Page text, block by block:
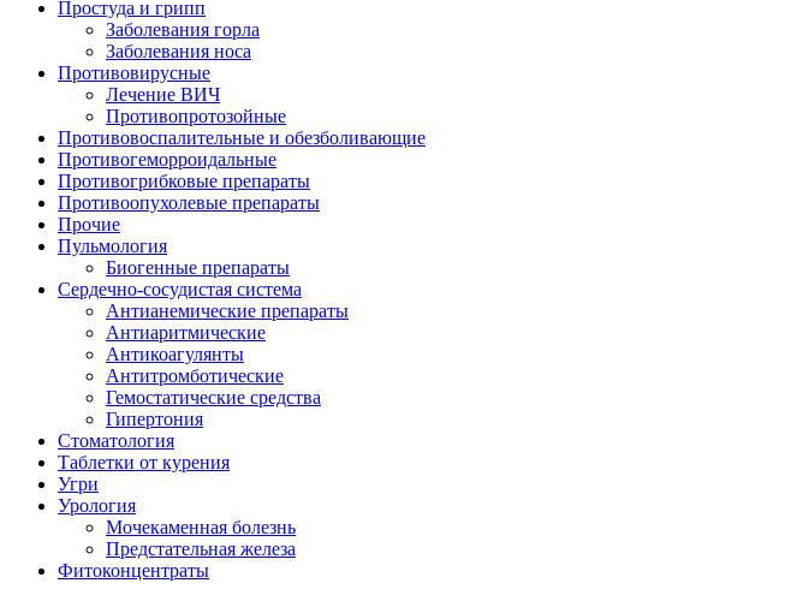
Простуда и грипп
Заболевания горла
Заболевания носа
Противовирусные
Лечение ВИЧ
Противопротозойные
Противовоспалительные и обезболивающие
Противогеморроидальные
Противогрибковые препараты
Противоопухолевые препараты
Прочие
Пульмология
Биогенные препараты
Сердечно-сосудистая система
Антианемические препараты
Антиаритмические
Антикоагулянты
Антитромботические
Гемостатические средства
Гипертония
Стоматология
Таблетки от курения
Угри
Урология
Мочекаменная болезнь
Предстательная железа
Фитоконцентраты